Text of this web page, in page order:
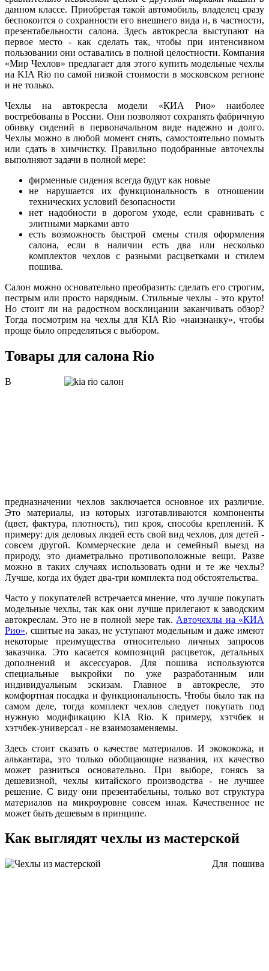
данном классе. Приобретая такой автомобиль, владелец сразу
беспокоится о сохранности его внешнего вида и, в частности,
презентабельности салона. Здесь автокресла выступают на
первое место - как сделать так, чтобы при интенсивном
пользовании они оставались в полной целостности. Компания
«Мир Чехлов» предлагает для этого купить модельные чехлы
на KIA Rio по самой низкой стоимости в московском регионе
и не только.
Чехлы на автокресла модели «КИА Рио» наиболее
востребованы в России. Они позволяют сохранять фабричную
обивку сидений в первоначальном виде надежно и долго.
Чехлы можно в любой момент снять, самостоятельно помыть
или сдать в химчистку. Правильно подобранные авточехлы
выполняют задачи в полной мере:
фирменные сидения всегда будут как новые
не нарушается их функциональность в отношении
технических условий безопасности
нет надобности в дорогом уходе, если сравнивать с
элитными марками авто
есть возможность быстрой смены стиля оформления
салона, если в наличии есть два или несколько
комплектов чехлов с разными расцветками и стилем
пошива.
Салон можно основательно преобразить: сделать его строгим,
пестрым или просто нарядным. Стильные чехлы - это круто!
Но стоит ли на радостном восклицании заканчивать обзор?
Тогда посмотрим на чехлы для KIA Rio «наизнанку», чтобы
проще было определяться с выбором.
Товары для салона Rio
В
предназначении чехлов заключается основное их различие.
Это материалы, из которых изготавливаются компоненты
(цвет, фактура, плотность), тип кроя, способы креплений. К
примеру: для деловых людей есть свой вид чехлов, для детей -
совсем другой. Коммерческие дела и семейный выезд на
природу, это диаметрально противоположные вещи. Разве
можно в таких случаях использовать одни и те же чехлы?
Лучше, когда их будет два-три комплекта под обстоятельства.
Часто у покупателей встречается мнение, что лучше покупать
модельные чехлы, так как они лучше прилегают к заводским
автокреслам. Это не в полной мере так. Авточехлы на «КИА
Рио», сшитые на заказ, не уступают модельным и даже имеют
некоторые преимущества относительно личных запросов
заказчика. Это касается композиций расцветок, детальных
дополнений и аксессуаров. Для пошива используются
специальные выкройки по уже разработанным или
индивидуальным эскизам. Главное в автокресле, это
комфортная посадка и функциональность. Чтобы было так на
самом деле, тогда комплект чехлов следует покупать под
нужную модификацию KIA Rio. К примеру, хэтчбек и
хэтчбек-универсал - не взаимозаменяемы.
Здесь стоит сказать о качестве материалов. И экококожа, и
алькантара, это только обобщающие названия, их качество
может разниться основательно. При выборе, гонясь за
дешевизной, чехлы китайского производства - не лучшее
решение. С виду они презентабельны, только вот структура
материалов на микроуровне совсем иная. Качественное не
может быть дешевым в принципе.
Как выглядят чехлы из мастерской
Для пошива